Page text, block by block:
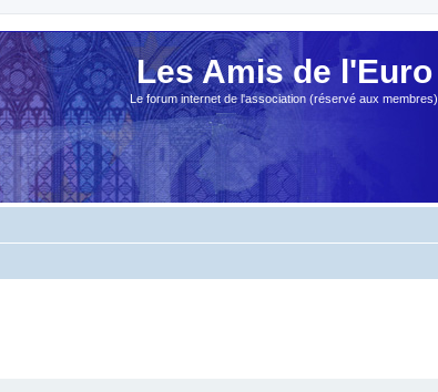
Les Amis de l'Euro
Le forum internet de l'association (réservé aux membres)